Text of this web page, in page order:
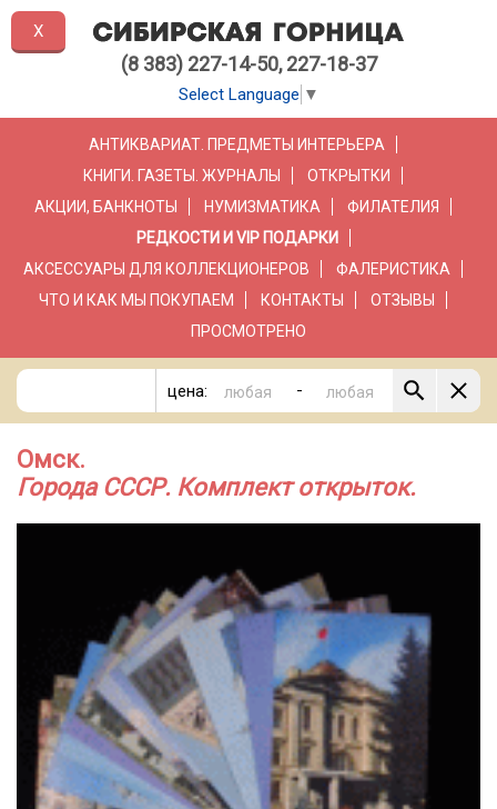
(8 383) 227-14-50, 227-18-37
Select Language ▼
АНТИКВАРИАТ. ПРЕДМЕТЫ ИНТЕРЬЕРА
КНИГИ. ГАЗЕТЫ. ЖУРНАЛЫ
ОТКРЫТКИ
АКЦИИ, БАНКНОТЫ
НУМИЗМАТИКА
ФИЛАТЕЛИЯ
РЕДКОСТИ И VIP ПОДАРКИ
АКСЕССУАРЫ ДЛЯ КОЛЛЕКЦИОНЕРОВ
ФАЛЕРИСТИКА
ЧТО И КАК МЫ ПОКУПАЕМ
КОНТАКТЫ
ОТЗЫВЫ
ПРОСМОТРЕНО
цена: -
Омск.
Города СССР. Комплект открыток.
X